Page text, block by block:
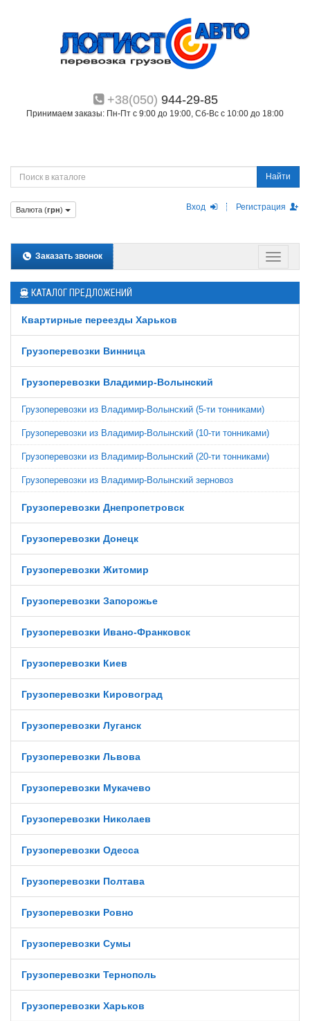
+38(050) 944-29-85
Принимаем заказы: Пн-Пт с 9:00 до 19:00, Сб-Вс с 10:00 до 18:00
Найти
Вход Регистрация
Валюта (грн)
Заказать звонок
КАТАЛОГ ПРЕДЛОЖЕНИЙ
Квартирные переезды Харьков
Грузоперевозки Винница
Грузоперевозки Владимир-Волынский
Грузоперевозки из Владимир-Волынский (5-ти тонниками)
Грузоперевозки из Владимир-Волынский (10-ти тонниками)
Грузоперевозки из Владимир-Волынский (20-ти тонниками)
Грузоперевозки из Владимир-Волынский зерновоз
Грузоперевозки Днепропетровск
Грузоперевозки Донецк
Грузоперевозки Житомир
Грузоперевозки Запорожье
Грузоперевозки Ивано-Франковск
Грузоперевозки Киев
Грузоперевозки Кировоград
Грузоперевозки Луганск
Грузоперевозки Львова
Грузоперевозки Мукачево
Грузоперевозки Николаев
Грузоперевозки Одесса
Грузоперевозки Полтава
Грузоперевозки Ровно
Грузоперевозки Сумы
Грузоперевозки Тернополь
Грузоперевозки Харьков